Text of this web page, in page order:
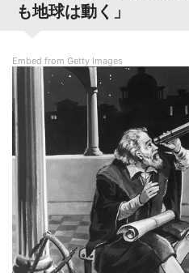
も地球は動く」
Embed from Getty Images